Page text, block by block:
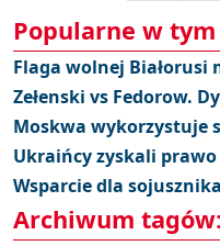
Popularne w
Flaga wolnej Białorusi
Zełenski vs Fedorow.
Moskwa wykorzystuje
Ukraińcy zyskali prawo
Wsparcie dla sojusznika
Archiwum tagów: